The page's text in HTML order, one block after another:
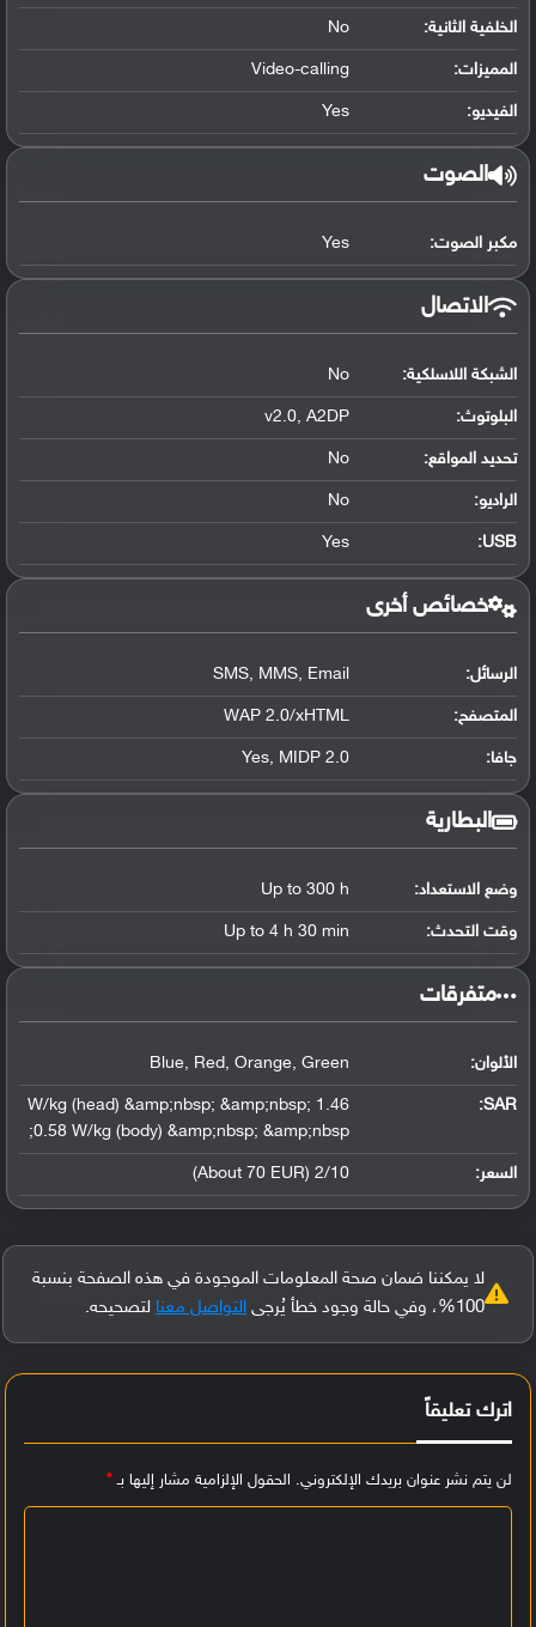
الخلفية الثانية: No
المميزات: Video-calling
الفيديو: Yes
الصوت
مكبر الصوت: Yes
الاتصال
الشبكة اللاسلكية: No
البلوتوث:
v2.0, A2DP
تحديد المواقع:
No
الراديو: No
USB
:
Yes
خصائص أخرى
الرسائل: SMS, MMS, Email
المتصفح: WAP 2.0/xHTML
جافا: Yes, MIDP 2.0
البطارية
وضع الاستعداد: Up to 300 h
وقت التحدث: Up to 4 h 30 min
‏متفرقات‏
الألوان: Blue, Red, Orange, Green
SAR
:
1.46 W/kg (head) &amp;nbsp; &amp;nbsp;
0.58 W/kg (body) &amp;nbsp; &amp;nbsp;
السعر: 2/10 (About 70 EUR)
لا يمكننا ضمان صحة المعلومات الموجودة في هذه الصفحة بنسبة
100%، وفي حالة وجود خطأ يُرجى
التواصل معنا لتصحيحه.
اترك تعليقاً
لن يتم نشر عنوان بريدك الإلكتروني. الحقول الإلزامية مشار إليها بـ*